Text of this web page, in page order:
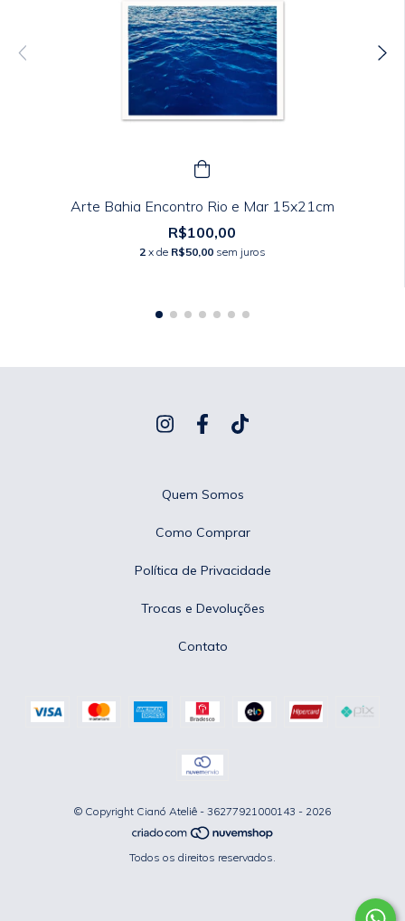
Arte Bahia Encontro Rio e Mar 15x21cm
R$100,00
2 x de R$50,00 sem juros
Quem Somos
Como Comprar
Política de Privacidade
Trocas e Devoluções
Contato
© Copyright Cianó Ateliê - 36277921000143 - 2026
Todos os direitos reservados.